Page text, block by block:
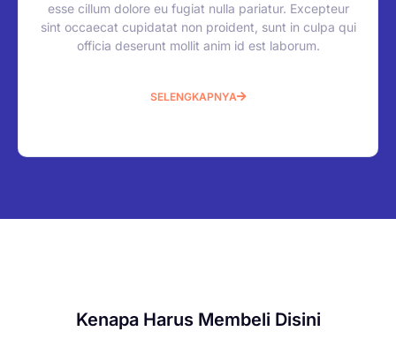
esse cillum dolore eu fugiat nulla pariatur. Excepteur
sint occaecat cupidatat non proident, sunt in culpa qui
officia deserunt mollit anim id est laborum.
SELENGKAPNYA
Kenapa Harus Membeli Disini